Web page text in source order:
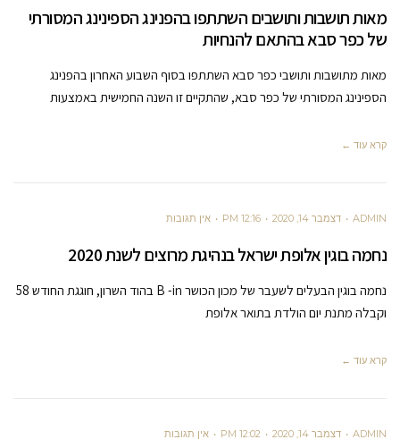
מאות תושבות ותושבים השתתפו בהפנינג הספינינג המסורתי
של כפר סבא בהתאם להנחיות
מאות מתושבות ותושבי כפר סבא השתתפו בסוף השבוע האחרון בהפנינג
הספינינג המסורתי של כפר סבא, שהתקיים זו השנה החמישית באמצעות
קרא עוד ←
ADMIN דצמבר 14, 2020 12:16 PM אין תגובות
נחמה בוגין אלופת ישראל בנהיגת מרוצים לשנת 2020
נחמה בוגין הבעלים לשעבר של מכון הכושר B -in בהוד השרון, חוגגת החודש 58
וקבלה מתנת יום הולדת בתואר אלופת
קרא עוד ←
ADMIN דצמבר 14, 2020 12:02 PM אין תגובות